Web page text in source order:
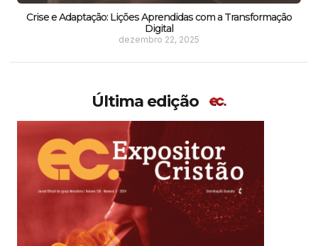
Crise e Adaptação: Lições Aprendidas com a Transformação
Digital
dezembro 22, 2025
Última edição